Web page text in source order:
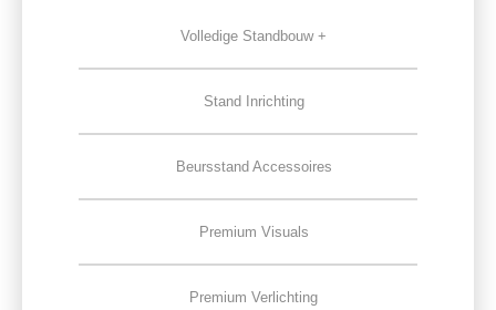
Volledige Standbouw +
Stand Inrichting
Beursstand Accessoires
Premium Visuals
Premium Verlichting